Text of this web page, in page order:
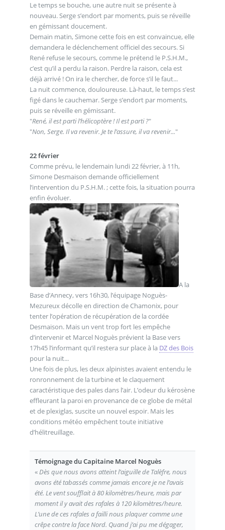
Le temps se bouche, une autre nuit se présente à
nouveau. Serge s’endort par moments, puis se réveille
en gémissant doucement.
Demain matin, Simone cette fois en est convaincue, elle
demandera le déclenchement officiel des secours. Si
René refuse le secours, comme le prétend le P.S.H.M.,
c’est qu’il a perdu la raison. Perdre la raison, cela est
déjà arrivé ! On ira le chercher, de force s’il le faut...
La nuit commence, douloureuse. Là-haut, le temps s’est
figé dans le cauchemar. Serge s’endort par moments,
puis se réveille en gémissant.
"René, il est parti l’hélicoptère ! Il est parti ?"
"Non, Serge. Il va revenir. Je te l’assure, il va revenir..."
22 février
Comme prévu, le lendemain lundi 22 février, à 11h,
Simone Desmaison demande officiellement
l’intervention du P.S.H.M. ; cette fois, la situation pourra
enfin évoluer.
A la
Base d’Annecy, vers 16h30, l’équipage Noguès-
Mezureux décolle en direction de Chamonix, pour
tenter l’opération de récupération de la cordée
Desmaison. Mais un vent trop fort les empêche
d’intervenir et Marcel Noguès prévient la Base vers
17h45 l’informant qu’il restera sur place à la DZ des Bois
pour la nuit...
Une fois de plus, les deux alpinistes avaient entendu le
ronronnement de la turbine et le claquement
caractéristique des pales dans l’air. L’odeur du kérosène
effleurant la paroi en provenance de ce globe de métal
et de plexiglas, suscite un nouvel espoir. Mais les
conditions météo empêchent toute initiative
d’hélitreuillage.
Témoignage du Capitaine Marcel Noguès
«Dès que nous avons atteint l’aiguille de Talèfre, nous
avons été tabassés comme jamais encore je ne l’avais
été. Le vent soufflait à 80 kilomètres/heure, mais par
moment il y avait des rafales à 120 kilomètres/heure.
L’une de ces rafales a failli nous plaquer comme une
crêpe contre la face Nord. Quand j’ai pu me dégager,